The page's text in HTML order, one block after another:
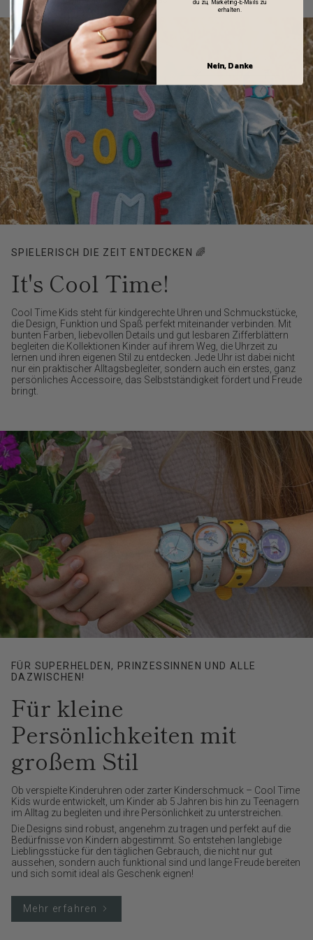
SPIELERISCH DIE ZEIT ENTDECKEN 🌈
It's Cool Time!
Cool Time Kids steht für kindgerechte Uhren und Schmuckstücke,
die Design, Funktion und Spaß perfekt miteinander verbinden. Mit
bunten Farben, liebevollen Details und gut lesbaren Zifferblättern
begleiten die Kollektionen Kinder auf ihrem Weg, die Uhrzeit zu
lernen und ihren eigenen Stil zu entdecken. Jede Uhr ist dabei nicht
nur ein praktischer Alltagsbegleiter, sondern auch ein erstes, ganz
persönliches Accessoire, das Selbstständigkeit fördert und Freude
bringt.
FÜR SUPERHELDEN, PRINZESSINNEN UND ALLE
DAZWISCHEN!
Für kleine
Persönlichkeiten mit
großem Stil
Ob verspielte Kinderuhren oder zarter Kinderschmuck – Cool Time
Kids wurde entwickelt, um Kinder ab 5 Jahren bis hin zu Teenagern
im Alltag zu begleiten und ihre Persönlichkeit zu unterstreichen.
Die Designs sind robust, angenehm zu tragen und perfekt auf die
Bedürfnisse von Kindern abgestimmt. So entstehen langlebige
Lieblingsstücke für den täglichen Gebrauch, die nicht nur gut
aussehen, sondern auch funktional sind und lange Freude bereiten
und sich somit ideal als Geschenk eignen!
Mehr erfahren
du zu, Marketing-E-Mails zu
erhalten.
Nein, Danke